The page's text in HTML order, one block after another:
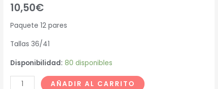
10,50€
Paquete 12 pares
Tallas 36/41
Disponibilidad: 80 disponibles
AÑADIR AL CARRITO